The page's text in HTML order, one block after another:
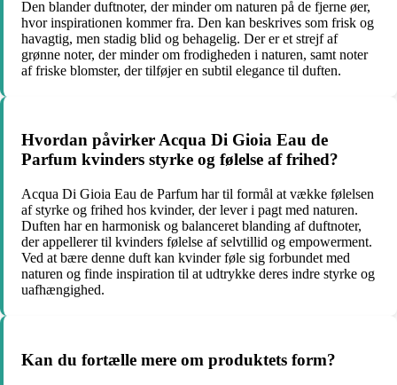
Den blander duftnoter, der minder om naturen på de fjerne øer,
hvor inspirationen kommer fra. Den kan beskrives som frisk og
havagtig, men stadig blid og behagelig. Der er et strejf af
grønne noter, der minder om frodigheden i naturen, samt noter
af friske blomster, der tilføjer en subtil elegance til duften.
Hvordan påvirker Acqua Di Gioia Eau de
Parfum kvinders styrke og følelse af frihed?
Acqua Di Gioia Eau de Parfum har til formål at vække følelsen
af styrke og frihed hos kvinder, der lever i pagt med naturen.
Duften har en harmonisk og balanceret blanding af duftnoter,
der appellerer til kvinders følelse af selvtillid og empowerment.
Ved at bære denne duft kan kvinder føle sig forbundet med
naturen og finde inspiration til at udtrykke deres indre styrke og
uafhængighed.
Kan du fortælle mere om produktets form?